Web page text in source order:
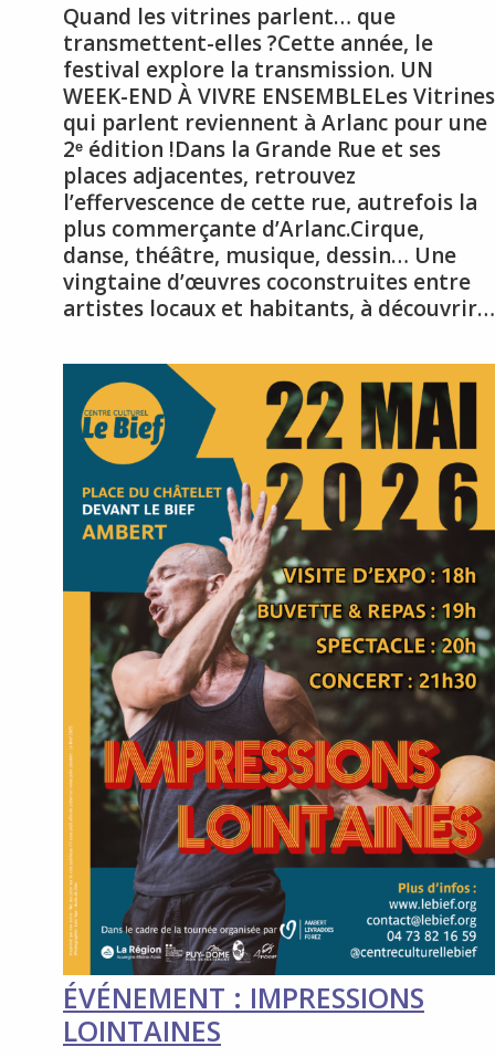
Quand les vitrines parlent… que
transmettent-elles ?Cette année, le
festival explore la transmission. UN
WEEK-END À VIVRE ENSEMBLELes Vitrines
qui parlent reviennent à Arlanc pour une
2ᵉ édition !Dans la Grande Rue et ses
places adjacentes, retrouvez
l’effervescence de cette rue, autrefois la
plus commerçante d’Arlanc.Cirque,
danse, théâtre, musique, dessin… Une
vingtaine d’œuvres coconstruites entre
artistes locaux et habitants, à découvrir…
ÉVÉNEMENT : IMPRESSIONS
LOINTAINES